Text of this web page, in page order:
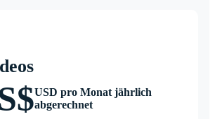
USD pro Monat jährlich
abgerechnet